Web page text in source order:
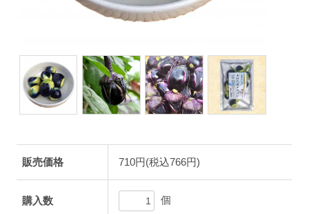
販売価格 710円(税込766円)
購入数 個